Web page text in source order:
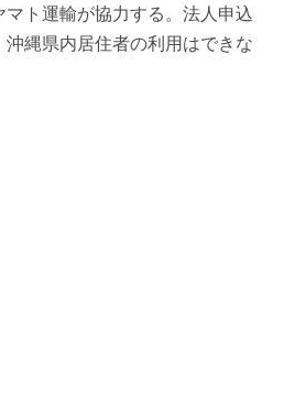
ト運輸が協力する。法人申込
縄県内居住者の利用はできな